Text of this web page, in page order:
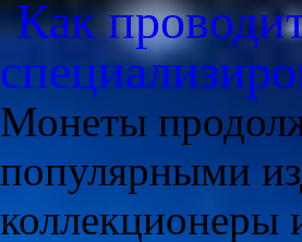
Как
Монеты
популярными
коллекционеры